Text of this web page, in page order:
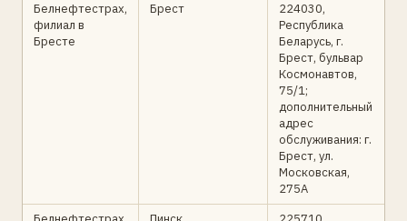
Белнефтестрах,
филиал в
Бресте
Брест
224030,
Республика
Беларусь, г.
Брест, бульвар
Космонавтов,
75/1;
дополнительный
адрес
обслуживания: г.
Брест, ул.
Московская,
275А